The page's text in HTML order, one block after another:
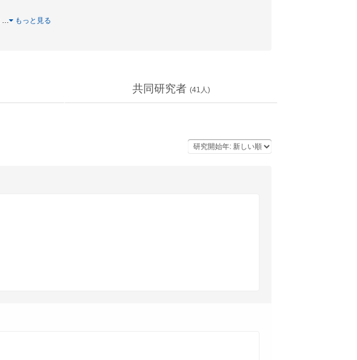
… もっと見る
共同研究者 (41 人)